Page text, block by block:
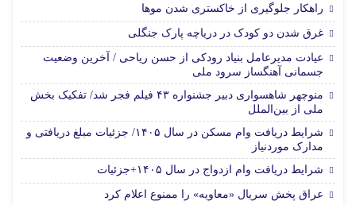
راهکار جلوگیری از خاکستری شدن موها
غرق شدن دو کودک در دریاچه پارک جنگلی
عیادت مدیرعامل بنیاد رودکی از حسن ریاحی / آخرین وضعیت
جسمانی آهنگساز سرود ملی
منوچهر شاهسواری دبیر جشنواره ۴۳ فیلم فجر شد/ تفکیک بخش
ملی از بین‌الملل
شرایط دریافت وام مسکن در سال ۱۴۰۵/ جزئیات مبلغ دریافتی و
مدارک موردنیاز
شرایط دریافت وام ازدواج در سال ۱۴۰۵+جزئیات
عراق پخش سریال «معاویه» را ممنوع اعلام کرد